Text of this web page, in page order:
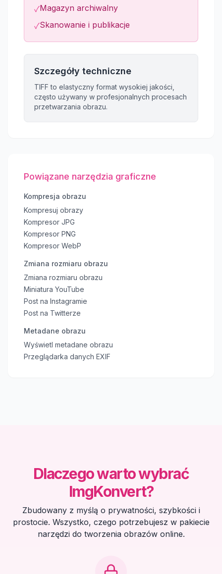
✓Magazyn archiwalny
✓Skanowanie i publikacje
Szczegóły techniczne
TIFF to elastyczny format wysokiej jakości,
często używany w profesjonalnych procesach
przetwarzania obrazu.
Powiązane narzędzia graficzne
Kompresja obrazu
Kompresuj obrazy
Kompresor JPG
Kompresor PNG
Kompresor WebP
Zmiana rozmiaru obrazu
Zmiana rozmiaru obrazu
Miniatura YouTube
Post na Instagramie
Post na Twitterze
Metadane obrazu
Wyświetl metadane obrazu
Przeglądarka danych EXIF
Dlaczego warto wybrać
ImgKonvert?
Zbudowany z myślą o prywatności, szybkości i
prostocie. Wszystko, czego potrzebujesz w pakiecie
narzędzi do tworzenia obrazów online.